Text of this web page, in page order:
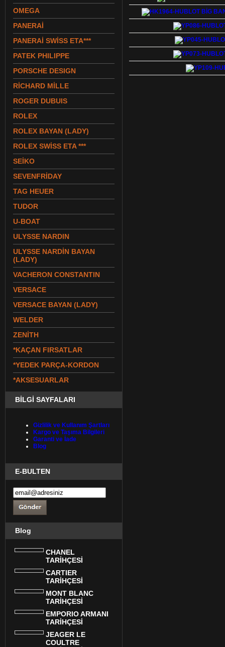
OMEGA
PANERAİ
PANERAİ SWİSS ETA***
PATEK PHILIPPE
PORSCHE DESIGN
RİCHARD MİLLE
ROGER DUBUIS
ROLEX
ROLEX BAYAN (LADY)
ROLEX SWİSS ETA ***
SEİKO
SEVENFRİDAY
TAG HEUER
TUDOR
U-BOAT
ULYSSE NARDIN
ULYSSE NARDİN BAYAN
(LADY)
VACHERON CONSTANTIN
VERSACE
VERSACE BAYAN (LADY)
WELDER
ZENİTH
*KAÇAN FIRSATLAR
*YEDEK PARÇA-KORDON
*AKSESUARLAR
BİLGİ SAYFALARI
Gizlilik ve Kullanım Şartları
Kargo ve Taşıma Bilgileri
Garanti ve İade
Blog
E-BULTEN
Blog
CHANEL
TARİHÇESİ
CARTIER
TARİHÇESİ
MONT BLANC
TARİHÇESİ
EMPORIO ARMANI
TARİHÇESİ
JEAGER LE
COULTRE